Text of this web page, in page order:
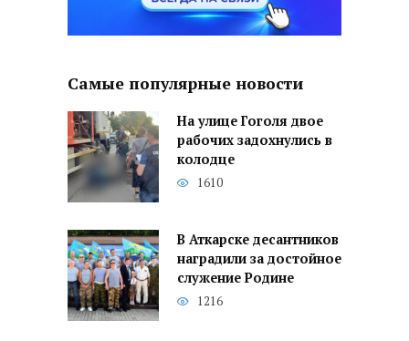
Самые популярные новости
На улице Гоголя двое
рабочих задохнулись в
колодце
1610
В Аткарске десантников
наградили за достойное
служение Родине
1216